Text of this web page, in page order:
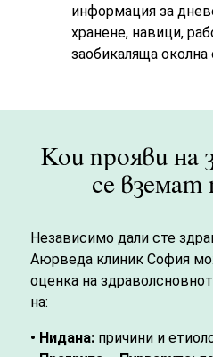
информация за
хранене, навици,
заобикаляща околна
Кои прояви на
се вземат
Независимо дали сте
Аюрведа клиник София
оценка на
на:
• Нидана: причини и